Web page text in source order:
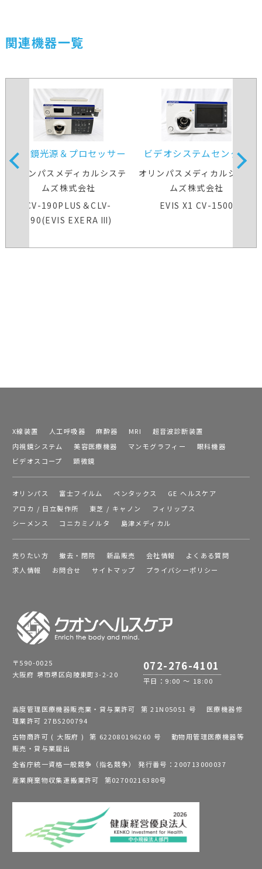
関連機器一覧
内視鏡光源＆プロセッサー
装置
オリンパスメディカルシステ
ムズ株式会社
CV-190PLUS＆CLV-
190(EVIS EXERA Ⅲ)
ビデオシステムセンター
オリンパスメディカルシステ
ムズ株式会社
EVIS X1 CV-1500
X線装置 人工呼吸器 麻酔器 MRI
超音波診断装置
内視鏡システム
美容医療機器 マンモグラフィー
眼科機器
ビデオスコープ
顕微鏡
オリンパス 富士フイルム ペンタックス
GE ヘルスケア
アロカ / 日立製作所
東芝 / キャノン
フィリップス
シーメンス
コニカミノルタ 島津メディカル
売りたい方 撤去・閉院 新品販売 会社情報
よくある質問
求人情報
お問合せ サイトマップ プライバシーポリシー
〒590-0025
大阪府 堺市堺区向陵東町3-2-20
072-276-4101
平日：9:00 ～ 18:00
高度管理医療機器販売業・貸与業許可 第 21N05051 号 医療機器修
理業許可 27BS200794
古物商許可 ( 大阪府 ) 第 622080196260 号 動物用管理医療機器等
販売・貸与業届出
全省庁統一資格一般競争（指名競争） 発行番号：200713000037
産業廃棄物収集運搬業許可 第02700216380号